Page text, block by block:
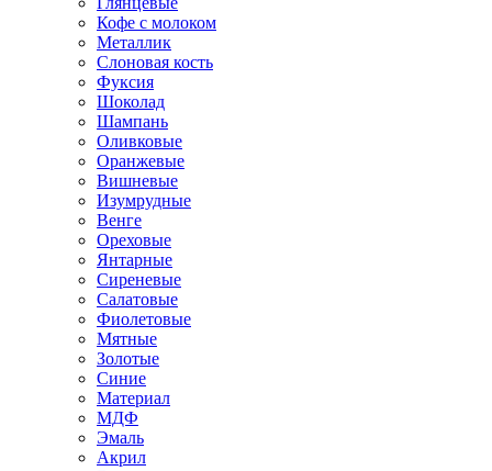
Кофе с молоком
Металлик
Слоновая кость
Фуксия
Шоколад
Шампань
Оливковые
Оранжевые
Вишневые
Изумрудные
Венге
Ореховые
Янтарные
Сиреневые
Салатовые
Фиолетовые
Мятные
Золотые
Синие
Материал
МДФ
Эмаль
Акрил